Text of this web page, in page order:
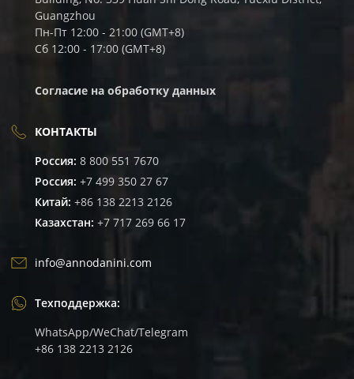
Guangzhou
Пн-Пт 12:00 - 21:00 (GMT+8)
Сб 12:00 - 17:00 (GMT+8)
Согласие на обработку данных
КОНТАКТЫ
Россия: 8 800 551 7670
Россия: +7 499 350 27 67
Китай: +86 138 2213 2126
Казахстан: +7 717 269 66 17
info@annodanini.com
Техподдержка:
WhatsApp/WeChat/Telegram
+86 138 2213 2126